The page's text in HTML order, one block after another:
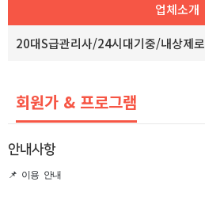
업체소개
20대S급관리사/24시대기중/내상제로
회원가 & 프로그램
안내사항
📌 이용 안내